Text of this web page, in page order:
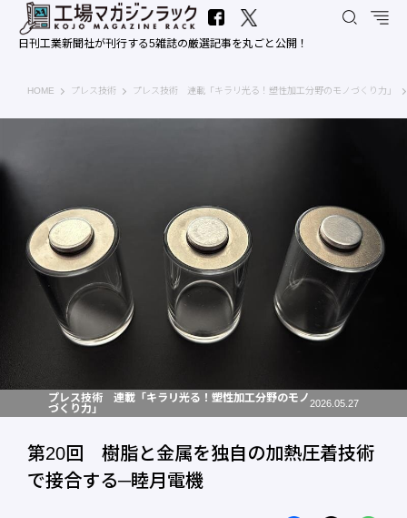
日刊工業新聞社が刊行する5雑誌の厳選記事を丸ごと公開！
HOME 工場マガジンラック｜日刊工業新聞社
プレス技術 プレス技術 連載「キラリ光る！塑性加工分野のモノづくり力」
プレス技術 連載「キラリ光る！塑性加工分野のモノ
づくり力」
2026.05.27
第20回 樹脂と金属を独自の加熱圧着技術
で接合する─睦月電機